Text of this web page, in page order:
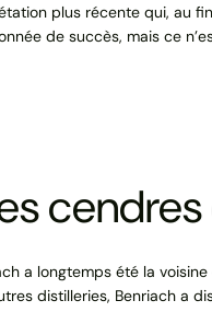
plus récente qui, au
de succès, mais ce
a longtemps été la
distilleries, Benriach